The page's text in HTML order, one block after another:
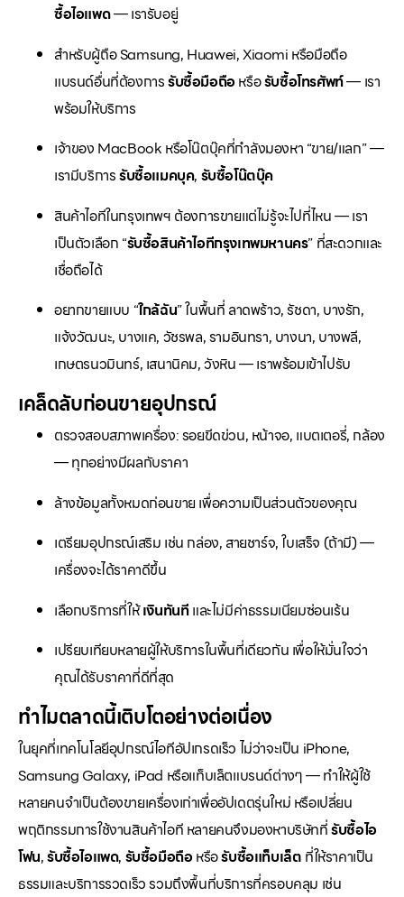
ซื้อไอแพด— เรารับอยู่
สำหรับผู้ถือ Samsung, Huawei, Xiaomi หรือมือถือ
แบรนด์อื่นที่ต้องการรับซื้อมือถือหรือรับซื้อโทรศัพท์— เรา
พร้อมให้บริการ
เจ้าของ MacBook หรือโน๊ตบุ๊คที่กำลังมองหา “ขาย/แลก” —
เรามีบริการรับซื้อแมคบุค, รับซื้อโน๊ตบุ๊ค
สินค้าไอทีในกรุงเทพฯ ต้องการขายแต่ไม่รู้จะไปที่ไหน — เรา
เป็นตัวเลือก “รับซื้อสินค้าไอทีกรุงเทพมหานคร” ที่สะดวกและ
เชื่อถือได้
อยากขายแบบ “ใกล้ฉัน” ในพื้นที่ ลาดพร้าว, รัชดา, บางรัก,
แจ้งวัฒนะ, บางแค, วัชรพล, รามอินทรา, บางนา, บางพลี,
เกษตรนวมินทร์, เสนานิคม, วังหิน — เราพร้อมเข้าไปรับ
เคล็ดลับก่อนขายอุปกรณ์
ตรวจสอบสภาพเครื่อง: รอยขีดข่วน, หน้าจอ, แบตเตอรี่, กล้อง
— ทุกอย่างมีผลกับราคา
ล้างข้อมูลทั้งหมดก่อนขาย เพื่อความเป็นส่วนตัวของคุณ
เตรียมอุปกรณ์เสริม เช่น กล่อง, สายชาร์จ, ใบเสร็จ (ถ้ามี) —
เครื่องจะได้ราคาดีขึ้น
เลือกบริการที่ให้เงินทันทีและไม่มีค่าธรรมเนียมซ่อนเร้น
เปรียบเทียบหลายผู้ให้บริการในพื้นที่เดียวกัน เพื่อให้มั่นใจว่า
คุณได้รับราคาที่ดีที่สุด
ทำไมตลาดนี้เติบโตอย่างต่อเนื่อง
ในยุคที่เทคโนโลยีอุปกรณ์ไอทีอัปเกรดเร็ว ไม่ว่าจะเป็น iPhone,
Samsung Galaxy, iPad หรือแท็บเล็ตแบรนด์ต่างๆ — ทำให้ผู้ใช้
หลายคนจำเป็นต้องขายเครื่องเก่าเพื่ออัปเดตรุ่นใหม่ หรือเปลี่ยน
พฤติกรรมการใช้งานสินค้าไอที หลายคนจึงมองหาบริษัทที่รับซื้อไอ
โฟน,รับซื้อไอแพด, รับซื้อมือถือหรือรับซื้อแท็บเล็ต ที่ให้ราคาเป็น
ธรรมและบริการรวดเร็ว รวมถึงพื้นที่บริการที่ครอบคลุม เช่น